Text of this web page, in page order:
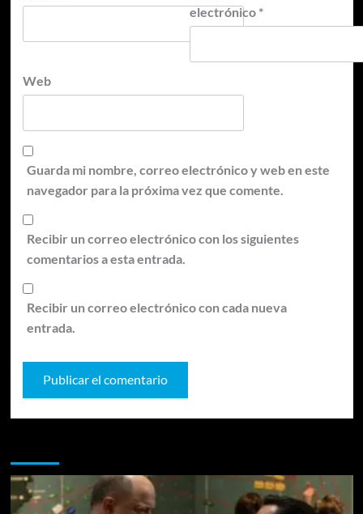
electrónico *
Web
Guarda mi nombre, correo electrónico y web en este
navegador para la próxima vez que comente.
Recibir un correo electrónico con los siguientes
comentarios a esta entrada.
Recibir un correo electrónico con cada nueva
entrada.